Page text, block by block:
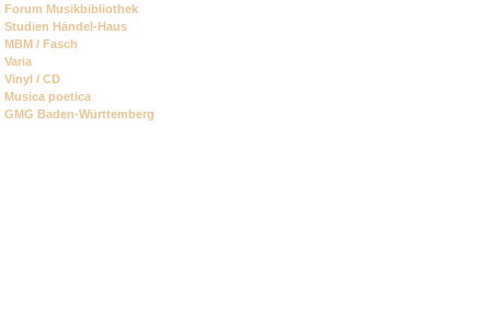
Forum Musikbibliothek
Studien Händel-Haus
MBM / Fasch
Varia
Vinyl / CD
Musica poetica
GMG Baden-Württemberg